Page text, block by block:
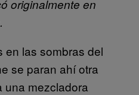
originalmente en
en las sombras del
se paran ahí otra
una mezcladora